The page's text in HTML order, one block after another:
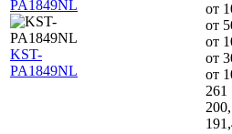
KST-
PA1849NL
от
от
от
от
от
261